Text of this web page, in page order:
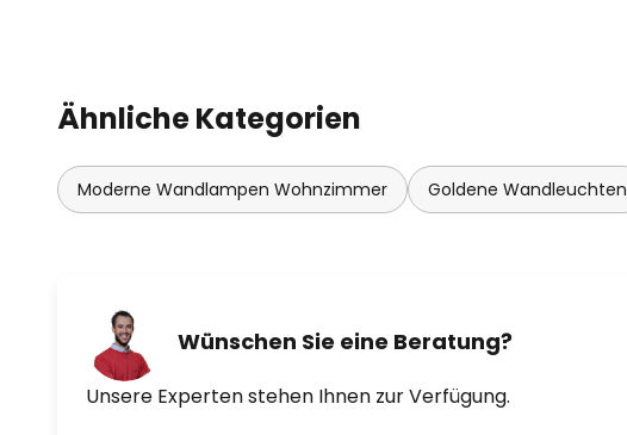
Ähnliche Kategorien
Moderne Wandlampen Wohnzimmer Goldene Wandleuchten
Wünschen Sie eine Beratung?
Unsere Experten stehen Ihnen zur Verfügung.